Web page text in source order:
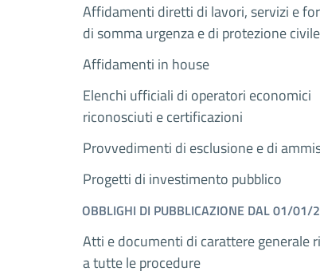
Affidamenti diretti di lavori, servizi e
di somma urgenza e di protezione civile
Affidamenti in house
Elenchi ufficiali di operatori economici
riconosciuti e certificazioni
Provvedimenti di esclusione e di
Progetti di investimento pubblico
OBBLIGHI DI PUBBLICAZIONE DAL 01/01/
Atti e documenti di carattere generale
a tutte le procedure